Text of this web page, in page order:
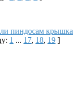
пиндосам крышка
1 ... 17, 18, 19 ]